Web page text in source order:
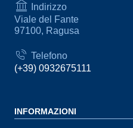
Indirizzo
Viale del Fante
97100, Ragusa
Telefono
(+39) 0932675111
INFORMAZIONI